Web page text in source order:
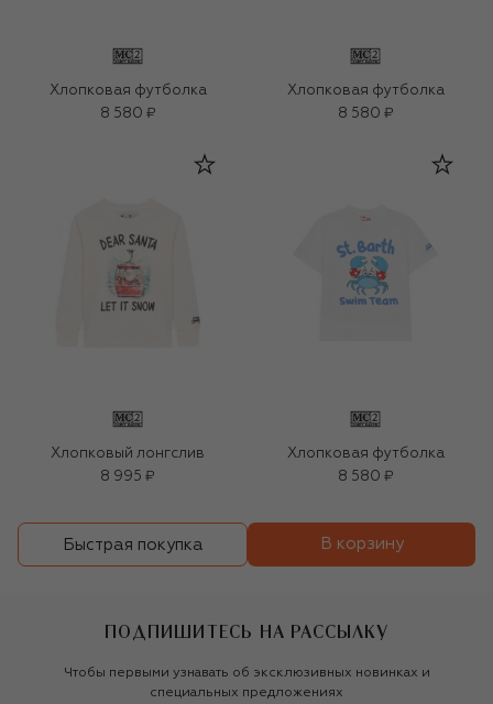
Хлопковая футболка
8 580 ₽
Хлопковая футболка
8 580 ₽
Хлопковый лонгслив
8 995 ₽
Хлопковая футболка
8 580 ₽
Быстрая покупка В корзину
ПОДПИШИТЕСЬ НА РАССЫЛКУ
Чтобы первыми узнавать об эксклюзивных новинках и
специальных предложениях